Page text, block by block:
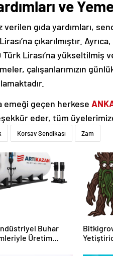
ve
verilen gıda yardımları,
çıkarılmıştır.
Lirası’na yükseltilmiş
çalışanlarımızın
emeği geçen herkese
eder, tüm
Korsav Sendikası Zam
Buhar
Üretim